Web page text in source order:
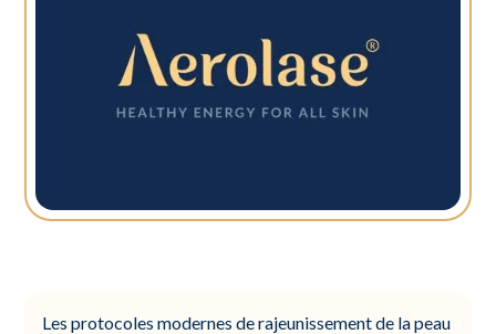
Les protocoles modernes de rajeunissement de la peau